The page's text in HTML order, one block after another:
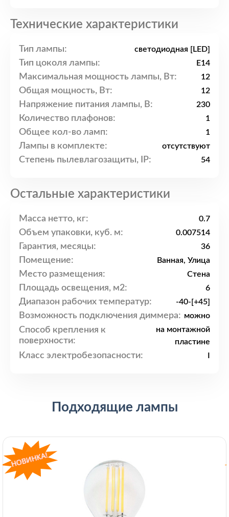
Технические характеристики
Тип лампы: светодиодная [LED]
Тип цоколя лампы: E14
Максимальная мощность лампы, Вт: 12
Общая мощность, Вт: 12
Напряжение питания лампы, В: 230
Количество плафонов: 1
Общее кол-во ламп: 1
Лампы в комплекте: отсутствуют
Степень пылевлагозащиты, IP: 54
Остальные характеристики
Масса нетто, кг: 0.7
Объем упаковки, куб. м: 0.007514
Гарантия, месяцы: 36
Помещение: Ванная, Улица
Место размещения: Стена
Площадь освещения, м2: 6
Диапазон рабочих температур: -40-[+45]
Возможность подключения диммера: можно
Способ крепления к
поверхности:
на монтажной
пластине
Класс электробезопасности:
Подходящие лампы